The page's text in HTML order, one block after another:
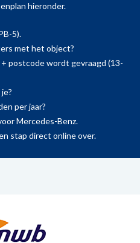
hieronder.
5).
met het object?
postcode wordt gevraagd (13-
per jaar?
Mercedes-Benz.
stap direct online over.